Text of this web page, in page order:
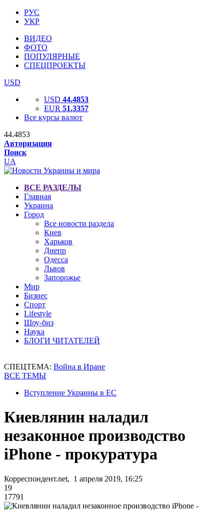
РУС
УКР
ВИДЕО
ФОТО
ПОПУЛЯРНЫЕ
СПЕЦПРОЕКТЫ
USD
USD 44.4853
EUR 51.3357
Все курсы валют
44.4853
Авторизация
Поиск
UA
ВСЕ РАЗДЕЛЫ
Главная
Украина
Город
Все новости раздела
Киев
Харьков
Днепр
Одесса
Львов
Запорожье
Мир
Бизнес
Спорт
Lifestyle
Шоу-биз
Наука
БЛОГИ ЧИТАТЕЛЕЙ
СПЕЦТЕМА: Война в Иране
ВСЕ ТЕМЫ
Вступление Украины в ЕС
Киевлянин наладил
незаконное производство
iPhone - прокуратура
Корреспондент.net, 1 апреля 2019, 16:25
19
17791